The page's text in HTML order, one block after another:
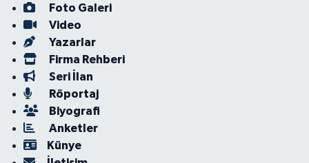
Foto Galeri
Video
Yazarlar
Firma Rehberi
Seri İlan
Röportaj
Biyografi
Anketler
Künye